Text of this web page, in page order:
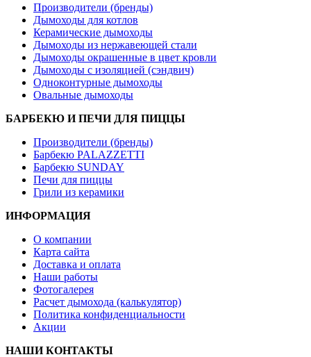
Производители (бренды)
Дымоходы для котлов
Керамические дымоходы
Дымоходы из нержавеющей стали
Дымоходы окрашенные в цвет кровли
Дымоходы с изоляцией (сэндвич)
Одноконтурные дымоходы
Овальные дымоходы
БАРБЕКЮ И ПЕЧИ ДЛЯ ПИЦЦЫ
Производители (бренды)
Барбекю PALAZZETTI
Барбекю SUNDAY
Печи для пиццы
Грили из керамики
ИНФОРМАЦИЯ
О компании
Карта сайта
Доставка и оплата
Наши работы
Фотогалерея
Расчет дымохода (калькулятор)
Политика конфиденциальности
Акции
НАШИ КОНТАКТЫ